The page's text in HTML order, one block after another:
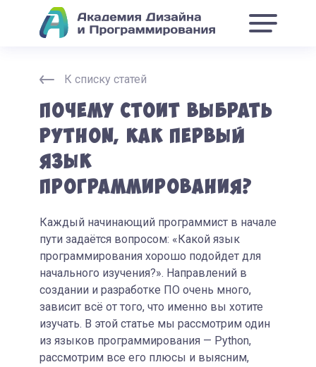
К списку статей
Почему стоит выбрать
Python, как первый
язык
программирования?
Каждый начинающий программист в начале
пути задаётся вопросом: «Какой язык
программирования хорошо подойдет для
начального изучения?». Направлений в
создании и разработке ПО очень много,
зависит всё от того, что именно вы хотите
изучать. В этой статье мы рассмотрим один
из языков программирования — Python,
рассмотрим все его плюсы и выясним,